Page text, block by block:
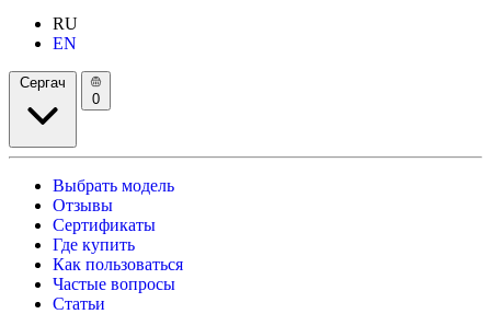
RU
EN
Сергач
0
Выбрать модель
Отзывы
Сертификаты
Где купить
Как пользоваться
Частые вопросы
Статьи